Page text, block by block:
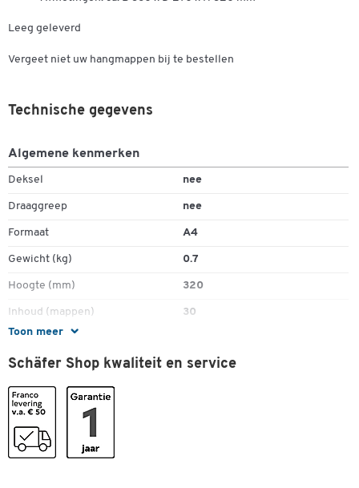
Leeg geleverd
Vergeet niet uw hangmappen bij te bestellen
Toon meer
Technische gegevens
Algemene kenmerken
Deksel nee
Draaggreep nee
Formaat A4
Gewicht (kg) 0.7
Hoogte (mm) 320
Inhoud (mappen) 30
Materiaal
Stapelbaar ja
Uitvoering
Kleuren
Kleur
Schäfer Shop kwaliteit en service